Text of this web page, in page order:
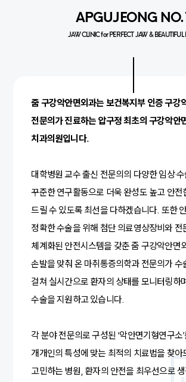
APGUJEONG
JAW CLINIC for PERFECT JAW & BEAUTIFUL
줌 구강악안면외과는 보건복지부 인증 구강
전문의가 진료하는 압구정 최초의 구강악안
치과의원입니다.
대학병원 교수 출신 전문의의 다양한 임상·
꾸준한 연구활동으로 더욱 완성도 높고 안전
드릴 수 있도록 최선을 다하겠습니다. 또한
정확한 수술을 위해 첨단 의료영상장비와 전
체계화된 안전시스템을 갖춘 줌 구강악안면
손발을 맞춰 온 마취통증의학과 전문의가 수
걸쳐 실시간으로 환자의 상태를 모니터링하
수술을 지원하고 있습니다.
각 분야 전문의로 구성된 ‘악안면기형연구소
개개인의 특성에 맞는 최적의 치료법을 찾아
고민하는 병원, 환자의 안전을 최우선으로